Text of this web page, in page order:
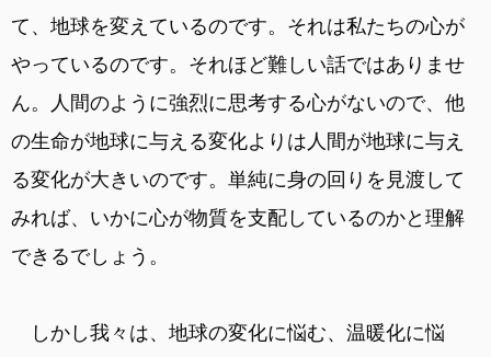
て、地球を変えているのです。それは私たちの心が
やっているのです。それほど難しい話ではありませ
ん。人間のように強烈に思考する心がないので、他
の生命が地球に与える変化よりは人間が地球に与え
る変化が大きいのです。単純に身の回りを見渡して
みれば、いかに心が物質を支配しているのかと理解
できるでしょう。
しかし我々は、地球の変化に悩む、温暖化に悩